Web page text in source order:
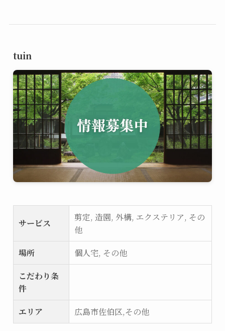
tuin
サービス
剪定, 造園, 外構, エクステリア, その
他
場所
個人宅, その他
こだわり条
件
エリア
広島市佐伯区,その他